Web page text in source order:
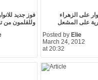
فوز جديد
وللقلمون من
على الزهراء
على المشعل
Posted by Elie
March 24, 2012
at 20:32